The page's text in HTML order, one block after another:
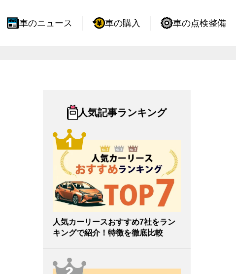
車のニュース 車の購入 車の点検整備
人気記事ランキング
人気カーリースおすすめ7社をラン
キングで紹介！特徴を徹底比較